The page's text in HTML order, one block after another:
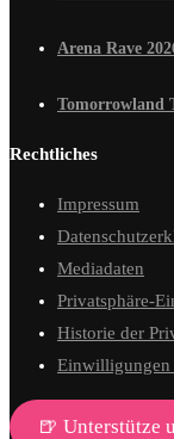
Arena Rave
Tomorrowland
Rechtliches
Impressum
Mediadaten
Privatsphäre-
Historie der
Einwilligungen
🍺 Unterstütze